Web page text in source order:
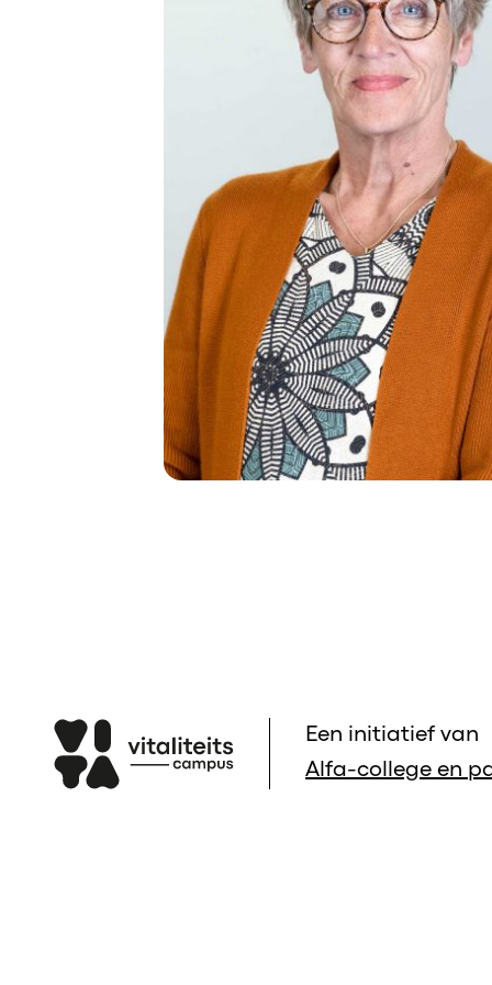
Een initiatief van
Alfa-college en